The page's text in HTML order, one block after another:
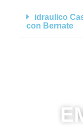
idraulico
con Bernate